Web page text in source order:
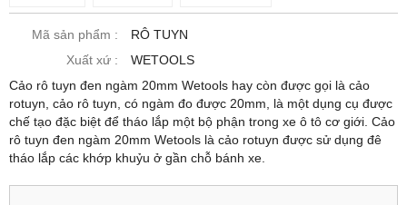
Mã sản phẩm :
RÔ TUYN
Xuất xứ :
WETOOLS
Cảo rô tuyn đen ngàm 20mm Wetools hay còn được gọi là cảo
rotuyn, cảo rô tuyn, có ngàm đo được 20mm, là một dụng cụ được
chế tạo đặc biệt để tháo lắp một bộ phận trong xe ô tô cơ giới. Cảo
rô tuyn đen ngàm 20mm Wetools là cảo rotuyn được sử dụng đê
tháo lắp các khớp khuỷu ở gần chỗ bánh xe.